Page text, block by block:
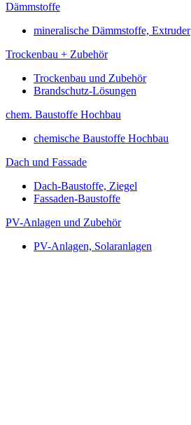
Dämmstoffe
mineralische Dämmstoffe, Extruder
Trockenbau + Zubehör
Trockenbau und Zubehör
Brandschutz-Lösungen
chem. Baustoffe Hochbau
chemische Baustoffe Hochbau
Dach und Fassade
Dach-Baustoffe, Ziegel
Fassaden-Baustoffe
PV-Anlagen und Zubehör
PV-Anlagen, Solaranlagen